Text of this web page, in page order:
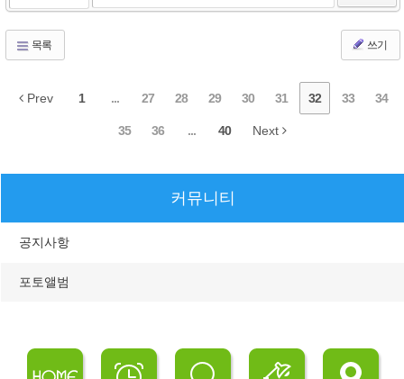
목록 쓰기
Prev 1 ... 27 28 29 30 31 32 33 34
35 36 ... 40 Next
커뮤니티
공지사항
포토앨범